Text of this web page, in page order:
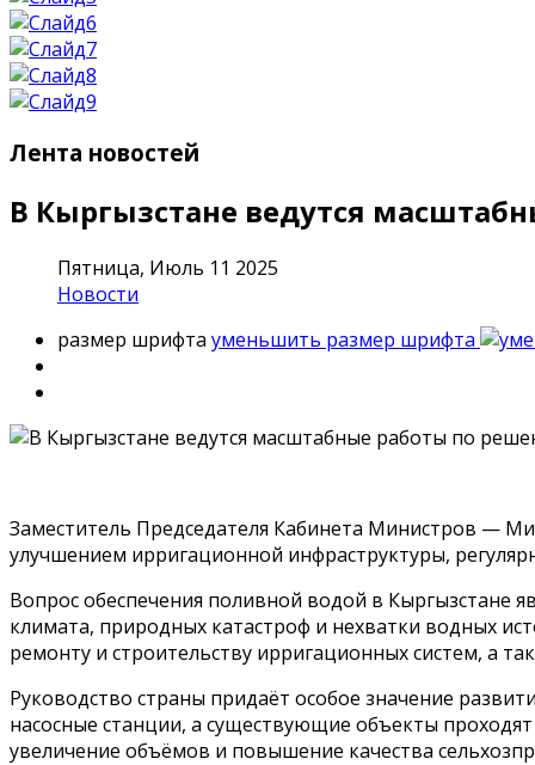
Лента новостей
В Кыргызстане ведутся
Пятница, Июль 11 2025
Новости
размер шрифта уменьшить размер шрифта
Заместитель Председателя Кабинета Министров —
улучшением ирригационной инфраструктуры,
Вопрос обеспечения поливной водой в Кыргызстане
климата, природных катастроф и нехватки водных
ремонту и строительству ирригационных систем, а
Руководство страны придаёт особое значение
насосные станции, а существующие объекты
увеличение объёмов и повышение качества